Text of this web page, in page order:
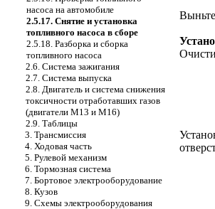
насоса на автомобиле
2.5.17. Снятие и установка
топливного насоса в сборе
2.5.18. Разборка и сборка
топливного насоса
2.6. Система зажигания
2.7. Система выпуска
2.8. Двигатель и система снижения
токсичности отработавших газов
(двигатели М13 и М16)
2.9. Таблицы
3. Трансмиссия
4. Ходовая часть
5. Рулевой механизм
6. Тормозная система
7. Бортовое электрооборудование
8. Кузов
9. Схемы электрооборудования